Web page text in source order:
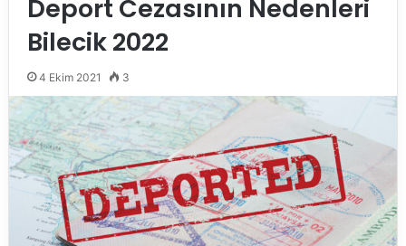
Deport Cezasının Nedenleri
Bilecik 2022
4 Ekim 2021 3